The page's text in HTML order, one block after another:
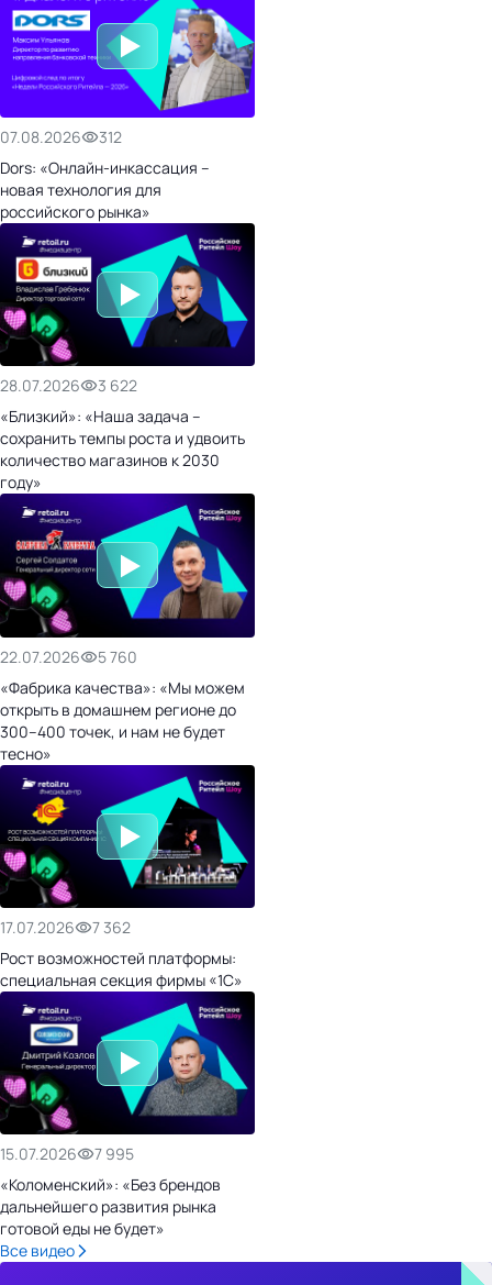
07.08.2026
312
Dors: «Онлайн-инкассация –
новая технология для
российского рынка»
28.07.2026
3 622
«Близкий»: «Наша задача –
сохранить темпы роста и удвоить
количество магазинов к 2030
году»
22.07.2026
5 760
«Фабрика качества»: «Мы можем
открыть в домашнем регионе до
300–400 точек, и нам не будет
тесно»
17.07.2026
7 362
Рост возможностей платформы:
специальная секция фирмы «1С»
15.07.2026
7 995
«Коломенский»: «Без брендов
дальнейшего развития рынка
готовой еды не будет»
Все видео